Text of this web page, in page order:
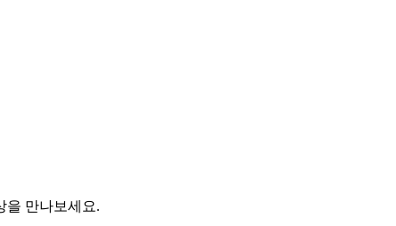
을 만나보세요.